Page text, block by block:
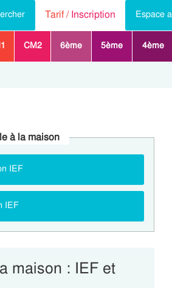
Tarif /Inscription Espace
CM2 6ème 5ème 4ème
à la maison
IEF
IEF
maison : IEF et